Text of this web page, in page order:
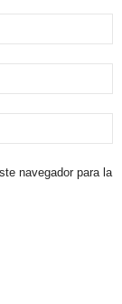
navegador para la